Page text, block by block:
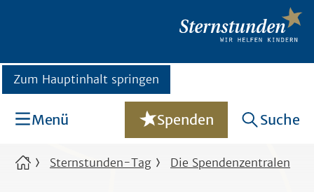
Zum Hauptinhalt springen
Menü Spenden Suche
Sternstunden-Tag Die Spendenzentralen